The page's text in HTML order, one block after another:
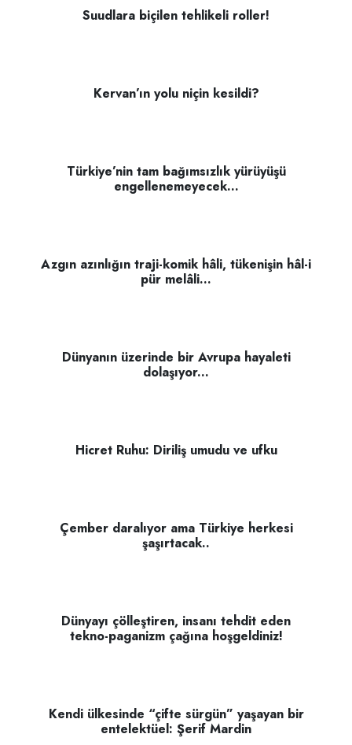
Suudlara biçilen tehlikeli roller!
Kervan’ın yolu niçin kesildi?
Türkiye’nin tam bağımsızlık yürüyüşü
engellenemeyecek...
Azgın azınlığın traji-komik hâli, tükenişin hâl-i
pür melâli...
Dünyanın üzerinde bir Avrupa hayaleti
dolaşıyor...
Hicret Ruhu: Diriliş umudu ve ufku
Çember daralıyor ama Türkiye herkesi
şaşırtacak..
Dünyayı çölleştiren, insanı tehdit eden
tekno-paganizm çağına hoşgeldiniz!
Kendi ülkesinde “çifte sürgün” yaşayan bir
entelektüel: Şerif Mardin